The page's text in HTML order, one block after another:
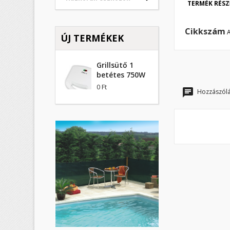
ÚJ TERMÉKEK
Grillsütő 1
betétes 750W
0 Ft
TERMÉK
Cikkszám